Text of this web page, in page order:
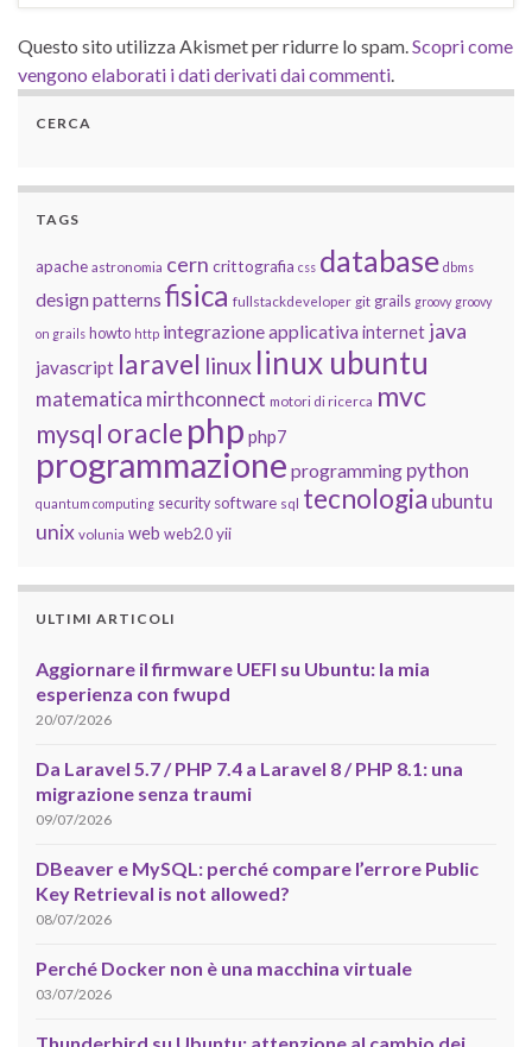
Questo sito utilizza Akismet per ridurre lo spam.Scopri come
vengono elaborati i dati derivati dai commenti.
CERCA
TAGS
apache astronomia cern crittografia css database dbms
design patterns fisica fullstackdeveloper git grails groovy groovy
on grails howto http integrazione applicativainternet java
javascript laravel linux linux ubuntu
matematica mirthconnect motori di ricerca mvc
mysql oracle php php7
programmazione programming python
quantum computing security software sql tecnologia ubuntu
unix volunia web web2.0 yii
ULTIMI ARTICOLI
Aggiornare il firmware UEFI su Ubuntu: la mia
esperienza con fwupd
20/07/2026
Da Laravel 5.7 / PHP 7.4 a Laravel 8 / PHP 8.1: una
migrazione senza traumi
09/07/2026
DBeaver e MySQL: perché compare l’errore Public
Key Retrieval is not allowed?
08/07/2026
Perché Docker non è una macchina virtuale
03/07/2026